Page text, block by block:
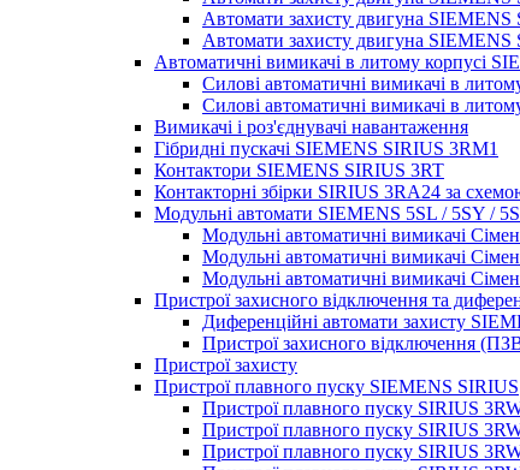
Автомати захисту двигуна
Автомати захисту двигуна
Автоматичні вимикачі в литому корпусі
Силові автоматичні вимикачі в
Силові автоматичні вимикачі в
Вимикачі і роз'єднувачі навантаження
Гібридні пускачі SIEMENS SIRIUS 3RM1
Контактори SIEMENS SIRIUS 3RT
Контакторні збірки SIRIUS 3RA24 за
Модульні автомати SIEMENS 5SL / 5SY /
Модульні автоматичні вимикачі
Модульні автоматичні вимикачі
Модульні автоматичні вимикачі
Пристрої захисного відключення та
Диференційні автомати захисту
Пристрої захисного відключення
Пристрої захисту
Пристрої плавного пуску SIEMENS SIRIUS
Пристрої плавного пуску SIRIUS
Пристрої плавного пуску SIRIUS
Пристрої плавного пуску SIRIUS